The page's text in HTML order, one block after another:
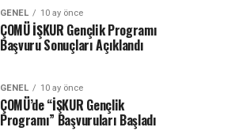
GENEL 10 ay önce
ÇOMÜ İŞKUR Gençlik Programı
Başvuru Sonuçları Açıklandı
GENEL 10 ay önce
ÇOMÜ’de “İŞKUR Gençlik
Programı” Başvuruları Başladı